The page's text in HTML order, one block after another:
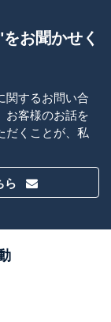
お聞かせく
関するお問い合
お客様のお話を
だくことが、私
ら